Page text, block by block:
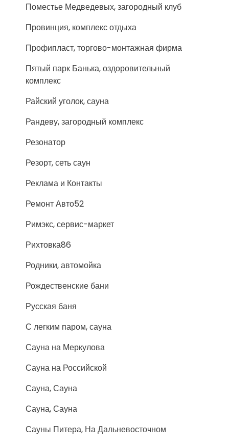
Поместье Медведевых, загородный клуб
Провинция, комплекс отдыха
Профипласт, торгово-монтажная фирма
Пятый парк Банька, оздоровительный
комплекс
Райский уголок, сауна
Рандеву, загородный комплекс
Резонатор
Резорт, сеть саун
Реклама и Контакты
Ремонт Авто52
Римэкс, сервис-маркет
Рихтовка86
Родники, автомойка
Рождественские бани
Русская баня
С легким паром, сауна
Сауна на Меркулова
Сауна на Российской
Сауна, Сауна
Сауна, Сауна
Сауны Питера, На Дальневосточном